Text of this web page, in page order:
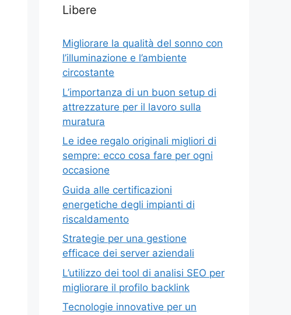
Libere
Migliorare la qualità del sonno con
l’illuminazione e l’ambiente
circostante
L’importanza di un buon setup di
attrezzature per il lavoro sulla
muratura
Le idee regalo originali migliori di
sempre: ecco cosa fare per ogni
occasione
Guida alle certificazioni
energetiche degli impianti di
riscaldamento
Strategie per una gestione
efficace dei server aziendali
L’utilizzo dei tool di analisi SEO per
migliorare il profilo backlink
Tecnologie innovative per un